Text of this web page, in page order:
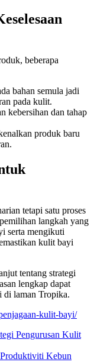
beberapa
bahan semula jadi
pada kulit.
kebersihan dan tahap
produk baru
tetapi satu proses
langkah yang
serta mengikuti
kulit bayi
tentang strategi
lengkap dapat
di laman Tropika.
kulit-bayi/
Pengurusan Kulit
Kebun